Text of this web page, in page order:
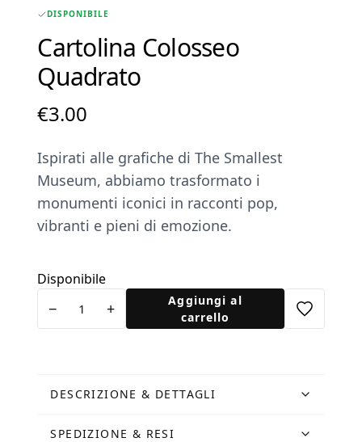
DISPONIBILE
Cartolina Colosseo
Quadrato
€3.00
Ispirati alle grafiche di The Smallest
Museum, abbiamo trasformato i
monumenti iconici in racconti pop,
vibranti e pieni di emozione.
Disponibile
Colosseo
− +
Aggiungi al
carrello
DESCRIZIONE & DETTAGLI
SPEDIZIONE & RESI